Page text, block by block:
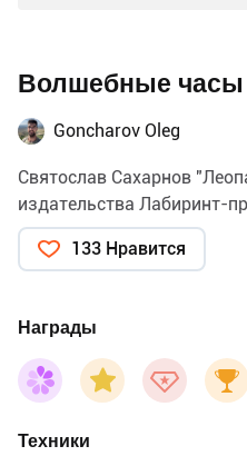
Волшебные часы
Goncharov Oleg
Святослав Сахарнов
издательства Лабиринт-
133 Нравится
Награды
Техники